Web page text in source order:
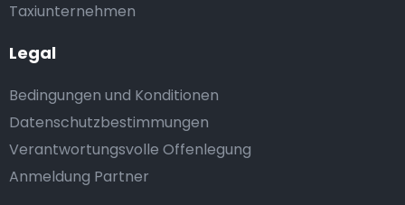
Taxiunternehmen
Legal
Bedingungen und Konditionen
Datenschutzbestimmungen
Verantwortungsvolle Offenlegung
Anmeldung Partner